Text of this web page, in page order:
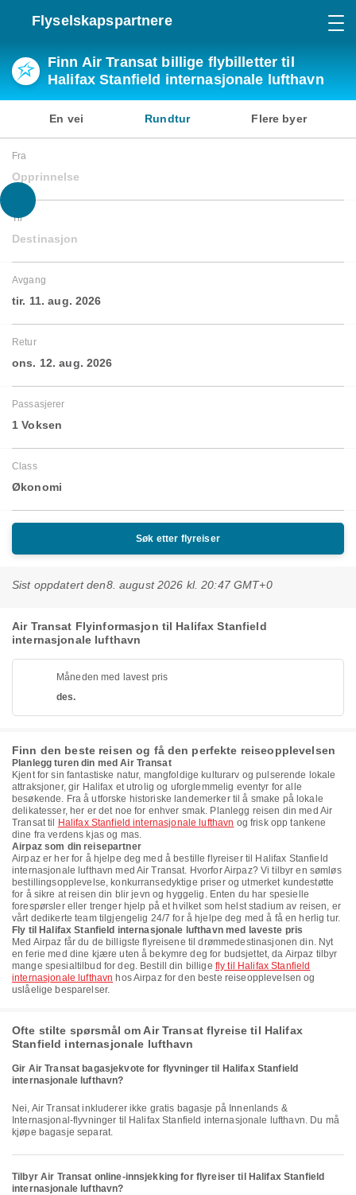
Flyselskapspartnere
Finn Air Transat billige flybilletter til
Halifax Stanfield internasjonale lufthavn
En vei Rundtur Flere byer
Fra
Opprinnelse
Til
Destinasjon
Avgang
tir. 11. aug. 2026
Retur
ons. 12. aug. 2026
Passasjerer
1 Voksen
Class
Økonomi
Søk etter flyreiser
Sist oppdatert den8. august 2026 kl. 20:47 GMT+0
Air Transat Flyinformasjon til Halifax Stanfield
internasjonale lufthavn
Måneden med lavest pris
des.
Finn den beste reisen og få den perfekte reiseopplevelsen
Planlegg turen din med Air Transat
Kjent for sin fantastiske natur, mangfoldige kulturarv og pulserende lokale
attraksjoner, gir Halifax et utrolig og uforglemmelig eventyr for alle
besøkende. Fra å utforske historiske landemerker til å smake på lokale
delikatesser, her er det noe for enhver smak. Planlegg reisen din med Air
Transat til
Halifax Stanfield internasjonale lufthavn og frisk opp tankene
dine fra verdens kjas og mas.
Airpaz som din reisepartner
Airpaz er her for å hjelpe deg med å bestille flyreiser til Halifax Stanfield
internasjonale lufthavn med Air Transat. Hvorfor Airpaz? Vi tilbyr en sømløs
bestillingsopplevelse, konkurransedyktige priser og utmerket kundestøtte
for å sikre at reisen din blir jevn og hyggelig. Enten du har spesielle
forespørsler eller trenger hjelp på et hvilket som helst stadium av reisen, er
vårt dedikerte team tilgjengelig 24/7 for å hjelpe deg med å få en herlig tur.
Fly til Halifax Stanfield internasjonale lufthavn med laveste pris
Med Airpaz får du de billigste flyreisene til drømmedestinasjonen din. Nyt
en ferie med dine kjære uten å bekymre deg for budsjettet, da Airpaz tilbyr
mange spesialtilbud for deg. Bestill din billige fly til Halifax Stanfield
internasjonale lufthavn hos Airpaz for den beste reiseopplevelsen og
uslåelige besparelser.
Ofte stilte spørsmål om Air Transat flyreise til Halifax
Stanfield internasjonale lufthavn
Gir Air Transat bagasjekvote for flyvninger til Halifax Stanfield
internasjonale lufthavn?
Nei, Air Transat inkluderer ikke gratis bagasje på Innenlands &
Internasjonal-flyvninger til Halifax Stanfield internasjonale lufthavn. Du må
kjøpe bagasje separat.
Tilbyr Air Transat online-innsjekking for flyreiser til Halifax Stanfield
internasjonale lufthavn?